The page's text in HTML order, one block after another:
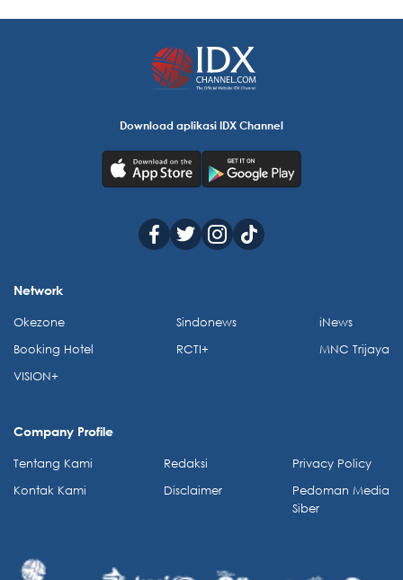
Download aplikasi IDX Channel
Network
Okezone
Booking Hotel
VISION+
Sindonews
RCTI+
iNews
MNC Trijaya
Company Profile
Tentang Kami
Kontak Kami
Redaksi
Disclaimer
Privacy Policy
Pedoman Media
Siber